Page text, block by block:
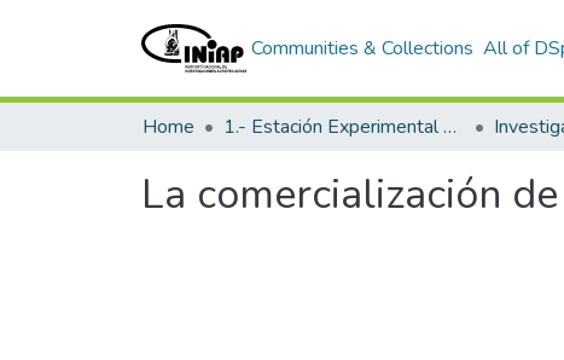
Communities & Collections All of
Home 1.- Estación Experimental Santa Catalina
La comercialización